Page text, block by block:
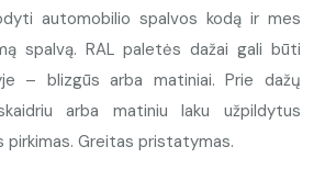
automobilio spalvos kodą ir mes
spalvą. RAL paletės dažai gali būti
– blizgūs arba matiniai. Prie dažų
arba matiniu laku užpildytus
pirkimas. Greitas pristatymas.